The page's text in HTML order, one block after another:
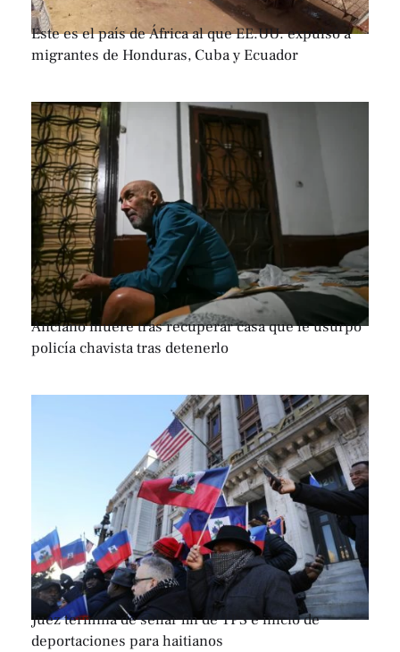
Este es el país de África al que EE.UU. expulsó a
migrantes de Honduras, Cuba y Ecuador
Anciano muere tras recuperar casa que le usurpó
policía chavista tras detenerlo
Juez termina de sellar fin de TPS e inicio de
deportaciones para haitianos